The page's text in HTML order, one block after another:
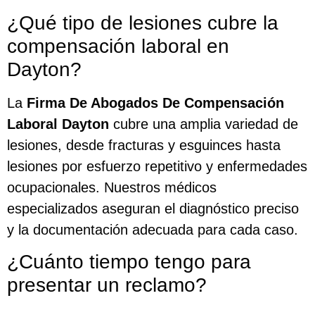
¿Qué tipo de lesiones cubre la
compensación laboral en
Dayton?
La Firma De Abogados De Compensación
Laboral Dayton cubre una amplia variedad de
lesiones, desde fracturas y esguinces hasta
lesiones por esfuerzo repetitivo y enfermedades
ocupacionales. Nuestros médicos
especializados aseguran el diagnóstico preciso
y la documentación adecuada para cada caso.
¿Cuánto tiempo tengo para
presentar un reclamo?